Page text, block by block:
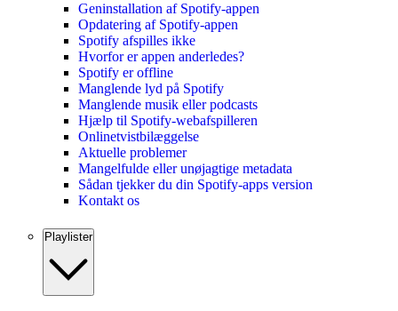
Geninstallation af Spotify-appen
Opdatering af Spotify-appen
Spotify afspilles ikke
Hvorfor er appen anderledes?
Spotify er offline
Manglende lyd på Spotify
Manglende musik eller podcasts
Hjælp til Spotify-webafspilleren
Onlinetvistbilæggelse
Aktuelle problemer
Mangelfulde eller unøjagtige metadata
Sådan tjekker du din Spotify-apps version
Kontakt os
Playlister